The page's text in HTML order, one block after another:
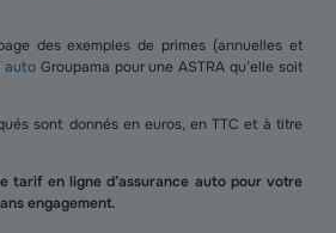
des exemples de primes (annuelles et
autoGroupama pour une ASTRA qu’elle soit
sont donnés en euros, en TTC et à titre
tarif en ligne d’assurance auto pour votre
engagement.